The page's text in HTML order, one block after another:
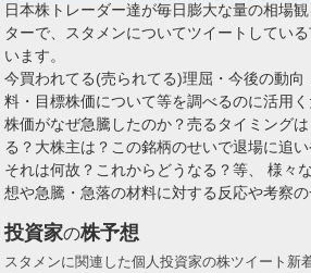
日本株トレーダー達が毎日膨大な量の相場
ターで、スタメンについてツイートしてい
います。
今買われてる(売られてる)理屈・今後の動向
料・目標株価について等を調べるのに活用く
株価がなぜ急騰したのか？売るタイミング
る？大株主は？この銘柄のせいで退場に追
それは何故？これからどうなる？等、 様々
想や急騰・急落の材料に対する反応や考察の
投資家の株予想
スタメンに関連した個人投資家の株ツイート新